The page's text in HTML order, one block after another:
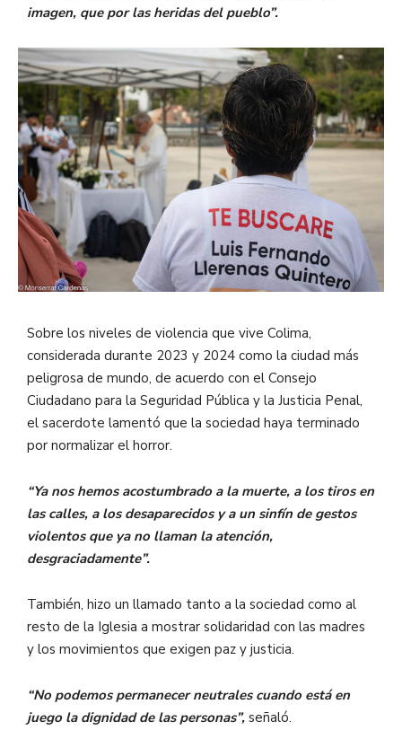
imagen, que por las heridas del pueblo”.
Sobre los niveles de violencia que vive Colima,
considerada durante 2023 y 2024 como la ciudad más
peligrosa de mundo, de acuerdo con el Consejo
Ciudadano para la Seguridad Pública y la Justicia Penal,
el sacerdote lamentó que la sociedad haya terminado
por normalizar el horror.
“Ya nos hemos acostumbrado a la muerte, a los tiros en
las calles, a los desaparecidos y a un sinfín de gestos
violentos que ya no llaman la atención,
desgraciadamente”.
También, hizo un llamado tanto a la sociedad como al
resto de la Iglesia a mostrar solidaridad con las madres
y los movimientos que exigen paz y justicia.
“No podemos permanecer neutrales cuando está en
juego la dignidad de las personas”, señaló.